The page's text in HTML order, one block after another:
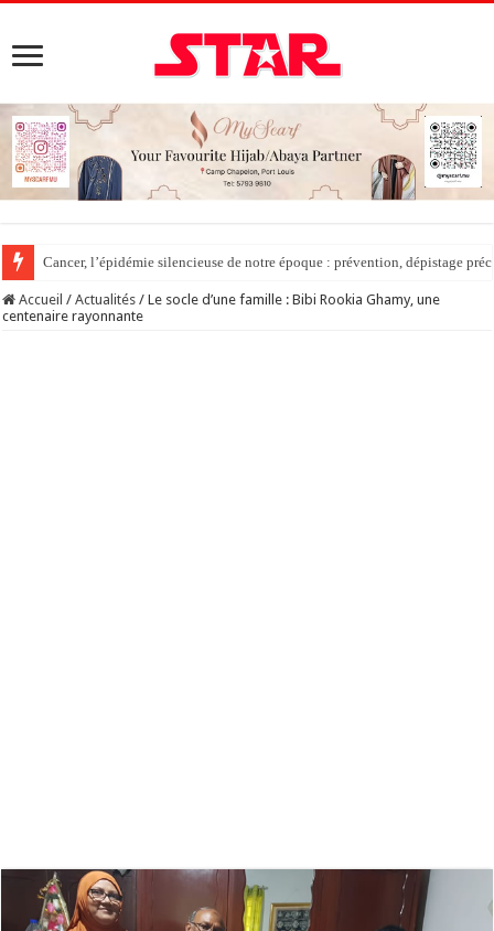
Cancer, l’épidémie silencieuse de notre époque : prévention, dépistage
Accueil / Actualités / Le socle d’une famille : Bibi Rookia Ghamy, une
centenaire rayonnante